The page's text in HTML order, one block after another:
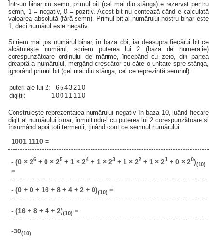
Într-un binar cu semn, primul bit (cel mai din stânga) e rezervat pentru
semn, 1 = negativ, 0 = pozitiv. Acest bit nu contează când e calculată
valoarea absolută (fără semn). Primul bit al numărului nostru binar este
1, deci numărul este negativ.
Scriem mai jos numărul binar, în baza doi, iar deasupra fiecărui bit ce
alcătuiește numărul, scriem puterea lui 2 (baza de numerație)
corespunzătoare ordinului de mărime, începând cu zero, din partea
dreaptă a numărului, mergând crescător cu câte o unitate spre stânga,
ignorând primul bit (cel mai din stânga, cel ce reprezintă semnul):
puteri ale lui 2: 65432 10
digiții:
100 1 1 1 10
Construiește reprezentarea numărului negativ în baza 10, luând fiecare
digit al numărului binar, înmulțindu-l cu puterea lui 2 corespunzătoare și
însumând apoi toți termenii, ținând cont de semnul numărului:
1001 1110 =
- (0 × 26+ 0 × 25 + 1 × 24 + 1 × 23+ 1 × 22+ 1 × 21 + 0 × 20)(10)
=
- (0 + 0 + 16 + 8 + 4 + 2 + 0)(10) =
- (16 + 8 + 4 + 2)(10) =
-30(10)